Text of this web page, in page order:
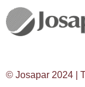
© Josapar 2024 |